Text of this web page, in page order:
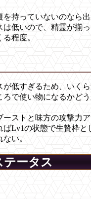
を持っていないのなら
は低いので、精霊が揃
程度。
低すぎるため、いくら
ろで使い物になるかど
ーストと味方の攻撃力
ばLv1の状態で生贄枠と
い。
ータス